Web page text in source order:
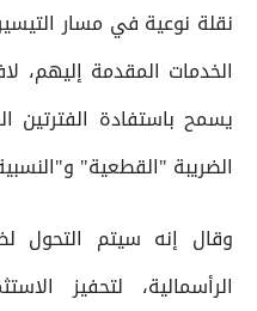
نقلة نوعية في مسار
الخدمات المقدمة إليهم،
الضريبة "القطعية"
وقال إنه سيتم التحول
الرأسمالية، لتحفيز